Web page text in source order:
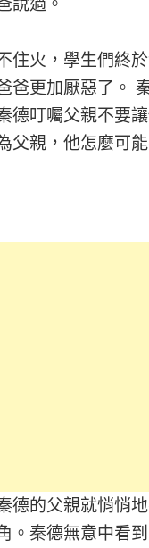
住火，學生們終
爸更加厭惡了。
德叮囑父親不要
父親，他怎麼可
德的父親就悄悄
。秦德無意中看